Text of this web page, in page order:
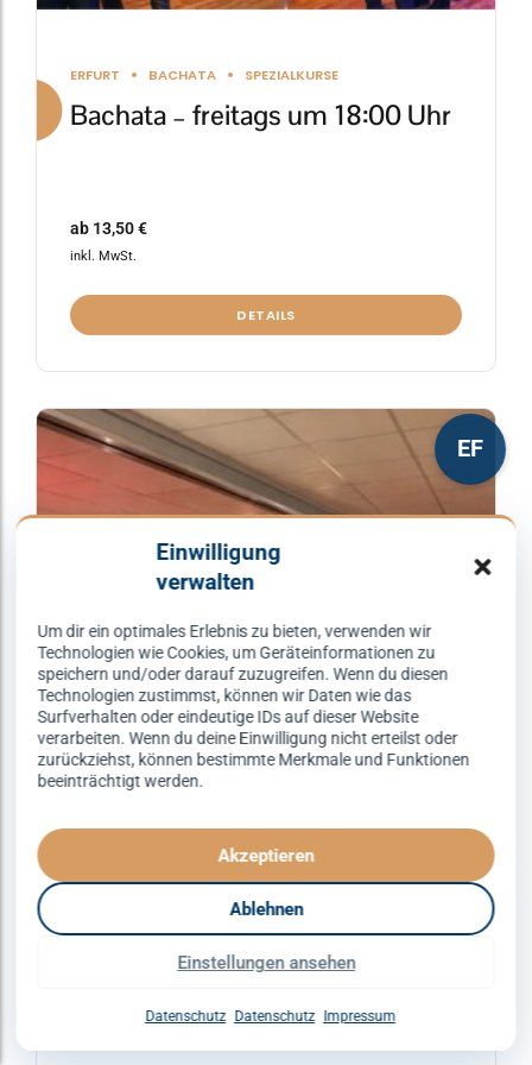
Einwilligung
verwalten
Um dir ein optimales Erlebnis zu bieten, verwenden wir
Technologien wie Cookies, um Geräteinformationen zu
speichern und/oder darauf zuzugreifen. Wenn du diesen
Technologien zustimmst, können wir Daten wie das
Surfverhalten oder eindeutige IDs auf dieser Website
verarbeiten. Wenn du deine Einwilligung nicht erteilst oder
zurückziehst, können bestimmte Merkmale und Funktionen
beeinträchtigt werden.
Akzeptieren
Ablehnen
Einstellungen ansehen
Datenschutz Datenschutz Impressum
ERFURT BACHATA SPEZIALKURSE
Bachata – freitags um 18:00 Uhr
ab 13,50€
inkl. MwSt.
DETAILS
EF
ERFURT DISCOFOX SPEZIALKURSE
Discofox – dienstags um 21:30
Dieses
Produkt
mehrere
Optionen
können
auf
der
Produktseite
gewählt